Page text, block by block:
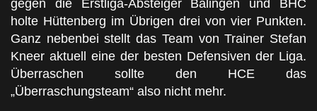
gegen die Erstliga-Absteiger Balingen und BHC
holte Hüttenberg im Übrigen drei von vier Punkten.
Ganz nebenbei stellt das Team von Trainer Stefan
Kneer aktuell eine der besten Defensiven der Liga.
Überraschen sollte den HCE das
„Überraschungsteam“ also nicht mehr.